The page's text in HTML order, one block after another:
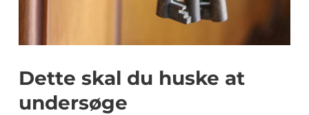
Dette skal du huske at
undersøge